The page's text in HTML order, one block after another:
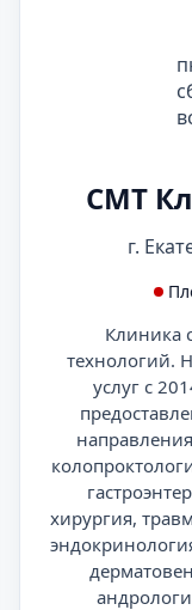
СМТ
г.
Клиника
технологий.
услуг с
хирургия,